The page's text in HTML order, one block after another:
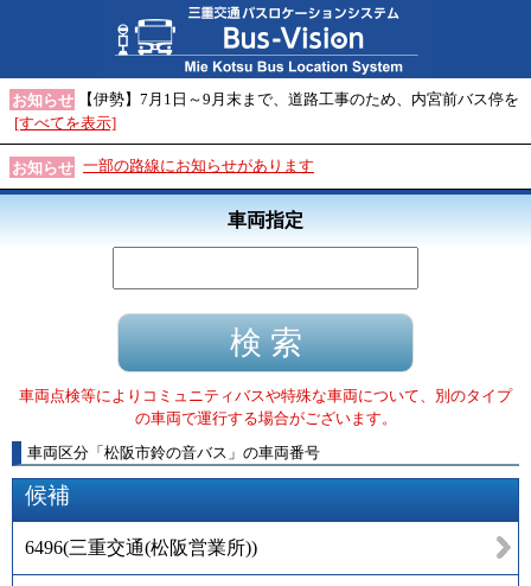
お知らせ
【伊勢】7月1日～9月末まで、道路工事のため、内宮前バス停を
[すべてを表示]
お知らせ 一部の路線にお知らせがあります
車両指定
車両点検等によりコミュニティバスや特殊な車両について、別のタイプ
の車両で運行する場合がございます。
車両区分 「 松阪市鈴の音バス 」 の車両番号
候補
6496(三重交通(松阪営業所))